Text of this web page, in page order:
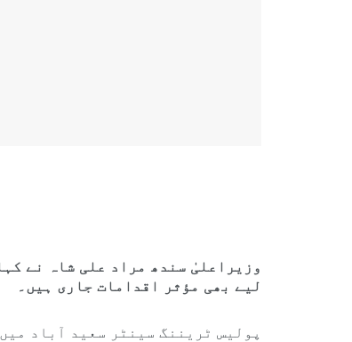
وزیراعلیٰ سندھ مراد علی شاہ نے
لیے بھی مؤثر اقدامات جاری ہیں۔
پولیس ٹریننگ سینٹر سعید آباد